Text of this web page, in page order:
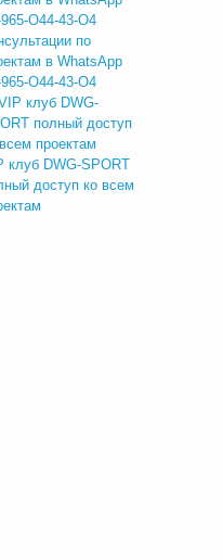
по
в WhatsApp
O44-43-O4
клуб DWG-SPORT
доступ ко всем